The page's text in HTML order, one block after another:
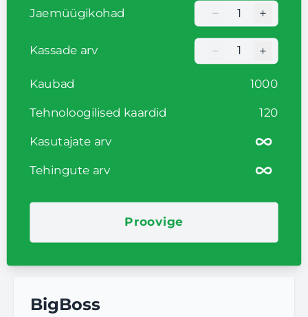
Jaemüügikohad
Кількість
− +
Kassade arv
Кількість
− +
Kaubad 1000
Tehnoloogilised kaardid 120
Kasutajate arv
Tehingute arv
Proovige
BigBoss